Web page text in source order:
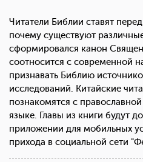
Читатели Библии ставят
почему существуют
сформировался канон
соотносится с современной
признавать Библию
исследований. Китайские
познакомятся с
языке. Главы из книги будут
приложении для мобильных
прихода в социальной сети